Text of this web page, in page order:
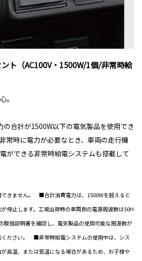
ト（AC100V・1500W/1個/非常時給
。
の合計が1500W以下の電気製品を使用でき
常時に電力が必要なとき、車両の走行機
ができる非常時給電システムも搭載して
きません。 ■合計消費電力は、1500Wを超えると
停止します。工場出荷時の車両側の電源周波数は50H
取扱説明書を確認し、電気製品の使用可能な周波数が
ください。 ■非常時給電システムの使用中は、シス
高温、または低温になる場合があるため、お子様や